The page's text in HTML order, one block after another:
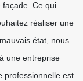
façade. Ce qui
réaliser une
état, nous
une entreprise
professionnelle est